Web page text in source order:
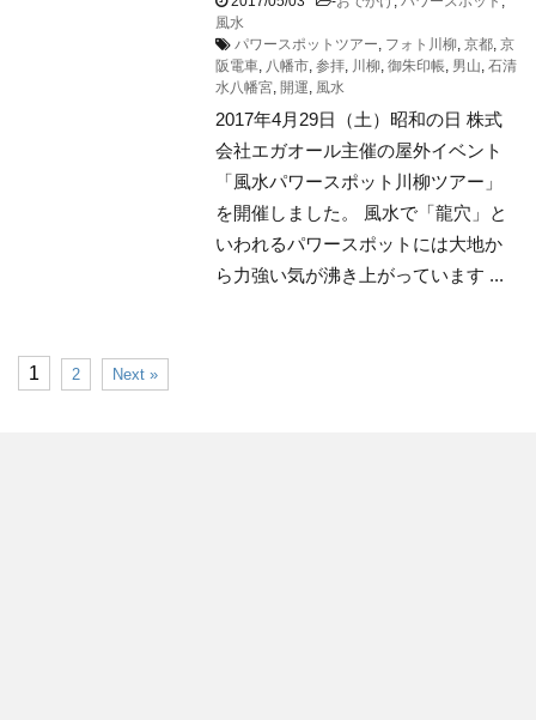
風水
パワースポットツアー, フォト川柳, 京都, 京
阪電車, 八幡市, 参拝, 川柳, 御朱印帳, 男山, 石清
水八幡宮, 開運, 風水
2017年4月29日（土）昭和の日 株式
会社エガオール主催の屋外イベント
「風水パワースポット川柳ツアー」
を開催しました。 風水で「龍穴」と
いわれるパワースポットには大地か
ら力強い気が沸き上がっています ...
1 2 Next »